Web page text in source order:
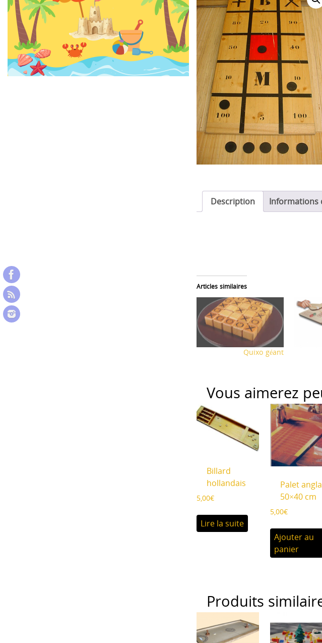
Description Informations
Articles similaires
Quixo géant
Vous aimerez
Billard
hollandais
5,00€
Lire la suite
Palet
50×40 cm
5,00€
Ajouter au
panier
Produits